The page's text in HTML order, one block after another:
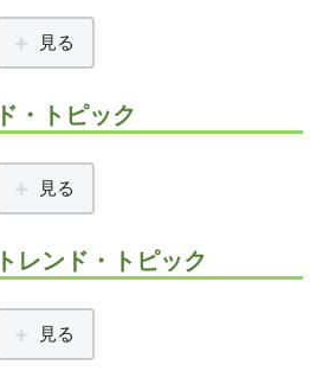
見る
・トピック
見る
レンド・トピック
見る